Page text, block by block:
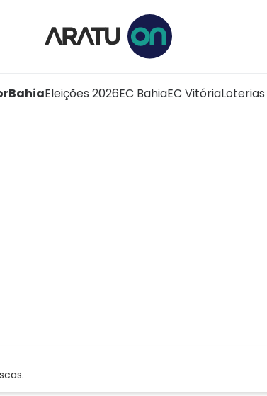
BahiaEleições 2026EC BahiaEC VitóriaLoterias